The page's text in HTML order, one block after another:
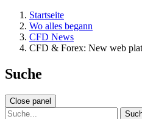
Startseite
Wo alles begann
CFD News
CFD & Forex: New web
Suche
Close panel